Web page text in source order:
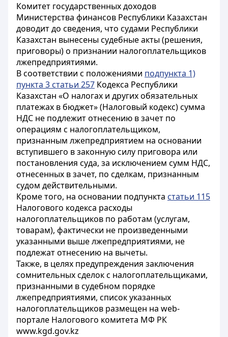
Комитет государственных доходов
Министерства финансов Республики Казахстан
доводит до сведения, что судами Республики
Казахстан вынесены судебные акты (решения,
приговоры) о признании налогоплательщиков
лжепредприятиями.
В соответствии с положениями подпункта 1)
пункта 3 статьи 257 Кодекса Республики
Казахстан «О налогах и других обязательных
платежах в бюджет» (Налоговый кодекс) сумма
НДС не подлежит отнесению в зачет по
операциям с налогоплательщиком,
признанным лжепредприятием на основании
вступившего в законную силу приговора или
постановления суда, за исключением сумм НДС,
отнесенных в зачет, по сделкам, признанным
судом действительными.
Кроме того, на основании подпункта статьи 115
Налогового кодекса расходы
налогоплательщиков по работам (услугам,
товарам), фактически не произведенными
указанными выше лжепредприятиями, не
подлежат отнесению на вычеты.
Также, в целях предупреждения заключения
сомнительных сделок с налогоплательщиками,
признанными в судебном порядке
лжепредприятиями, список указанных
налогоплательщиков размещен на web-
портале Налогового комитета МФ РК
www.kgd.gov.kz